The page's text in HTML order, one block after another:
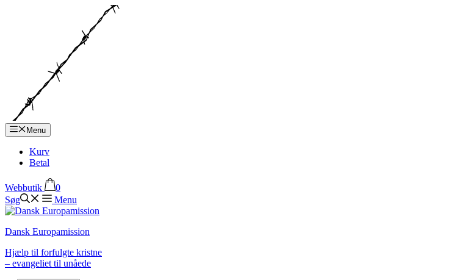
Menu
Kurv
Betal
Webbutik
0
Søg
Menu
Dansk Europamission
Hjælp til forfulgte kristne
– evangeliet til unåede